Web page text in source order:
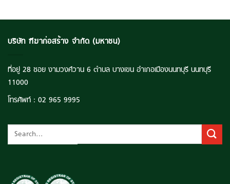
บริษัท ฑีฆาก่อสร้าง จำกัด (มหาชน)
ที่อยู่ 28 ซอย งามวงศ์วาน 6 ตำบล บางเขน อำเภอเมืองนนทบุรี นนทบุรี
11000
โทรศัพท์ : 02 965 9995